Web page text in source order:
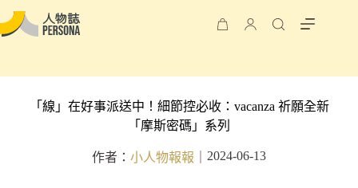
「線」在好事派送中！細節控必收：vacanza 祈願全新
「摩斯密碼」系列
作者： 小人物報報 2024-06-13